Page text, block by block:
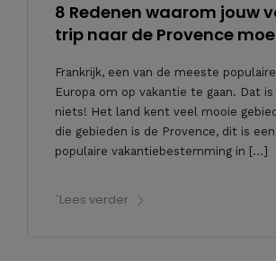
8 Redenen waarom jouw
trip naar de Provence
Frankrijk, een van de meeste
Europa om op vakantie te gaan. Dat
niets! Het land kent veel mooie
die gebieden is de Provence, dit is
populaire vakantiebestemming in […]
`Lees verder